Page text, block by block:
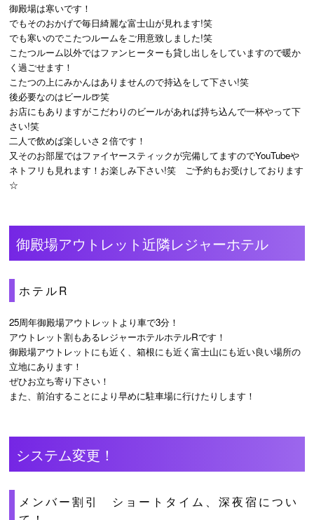
御殿場は寒いです！
でもそのおかげで毎日綺麗な富士山が見れます!笑
でも寒いのでこたつルームをご用意致しました!笑
こたつルーム以外ではファンヒーターも貸し出しをしていますので暖か
く過ごせます！
こたつの上にみかんはありませんので持込をして下さい!笑
後必要なのはビール🍺笑
お店にもありますがこだわりのビールがあれば持ち込んで一杯やって下
さい!笑
二人で飲めば楽しいさ２倍です！
又そのお部屋ではファイヤースティックが完備してますのでYouTubeや
ネトフリも見れます！お楽しみ下さい!笑 ご予約もお受けしております
☆
御殿場アウトレット近隣レジャーホテル
ホテルR
25周年御殿場アウトレットより車で3分！
アウトレット割もあるレジャーホテルホテルRです！
御殿場アウトレットにも近く、箱根にも近く富士山にも近い良い場所の
立地にあります！
ぜひお立ち寄り下さい！
また、前泊することにより早めに駐車場に行けたりします！
システム変更！
メンバー割引 ショートタイム、深夜宿につい